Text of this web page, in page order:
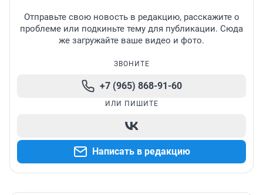
лапами простых русских мужиков которые бьются и
выживают как могут. ОТСТАНЬТЕ УЖЕ ОТ НАС,
ПРОСТЫХ ЛЮДЕЙ! МЫ НЕ БУХАЕМ, МЫ НЕ
НАРУШАЕМ УК РФ, НЕ ВОРУЕМ, НЕ РАЗБОЙНИЧАЕМ,
МЫ ПЫТАЕМСЯ ВЫЖИТЬ В ВАШЕМ ГНИЛОМ ГОРОДЕ,
вынесу деньги и с концами... вот такие пироги.
Отправьте свою новость в редакцию, расскажите о
проблеме или подкиньте тему для публикации. Сюда
же загружайте ваше видео и фото.
ЗВОНИТЕ
+7 (965) 868-91-60
ИЛИ ПИШИТЕ
Написать в редакцию